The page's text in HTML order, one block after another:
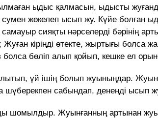
ыдыс қалмасын, ыдысты
жөкелеп ысып жу. Күйе болған
сияқты нəрселерді бəрінің
кіріңді өтекте, жыртығы болса
бөліп алып қойып, кешке ел
үй ішің болып жуыныңдар.
шүберекпен сабындап, денеңді ысып
шомылдыр. Жуынғанның артынан